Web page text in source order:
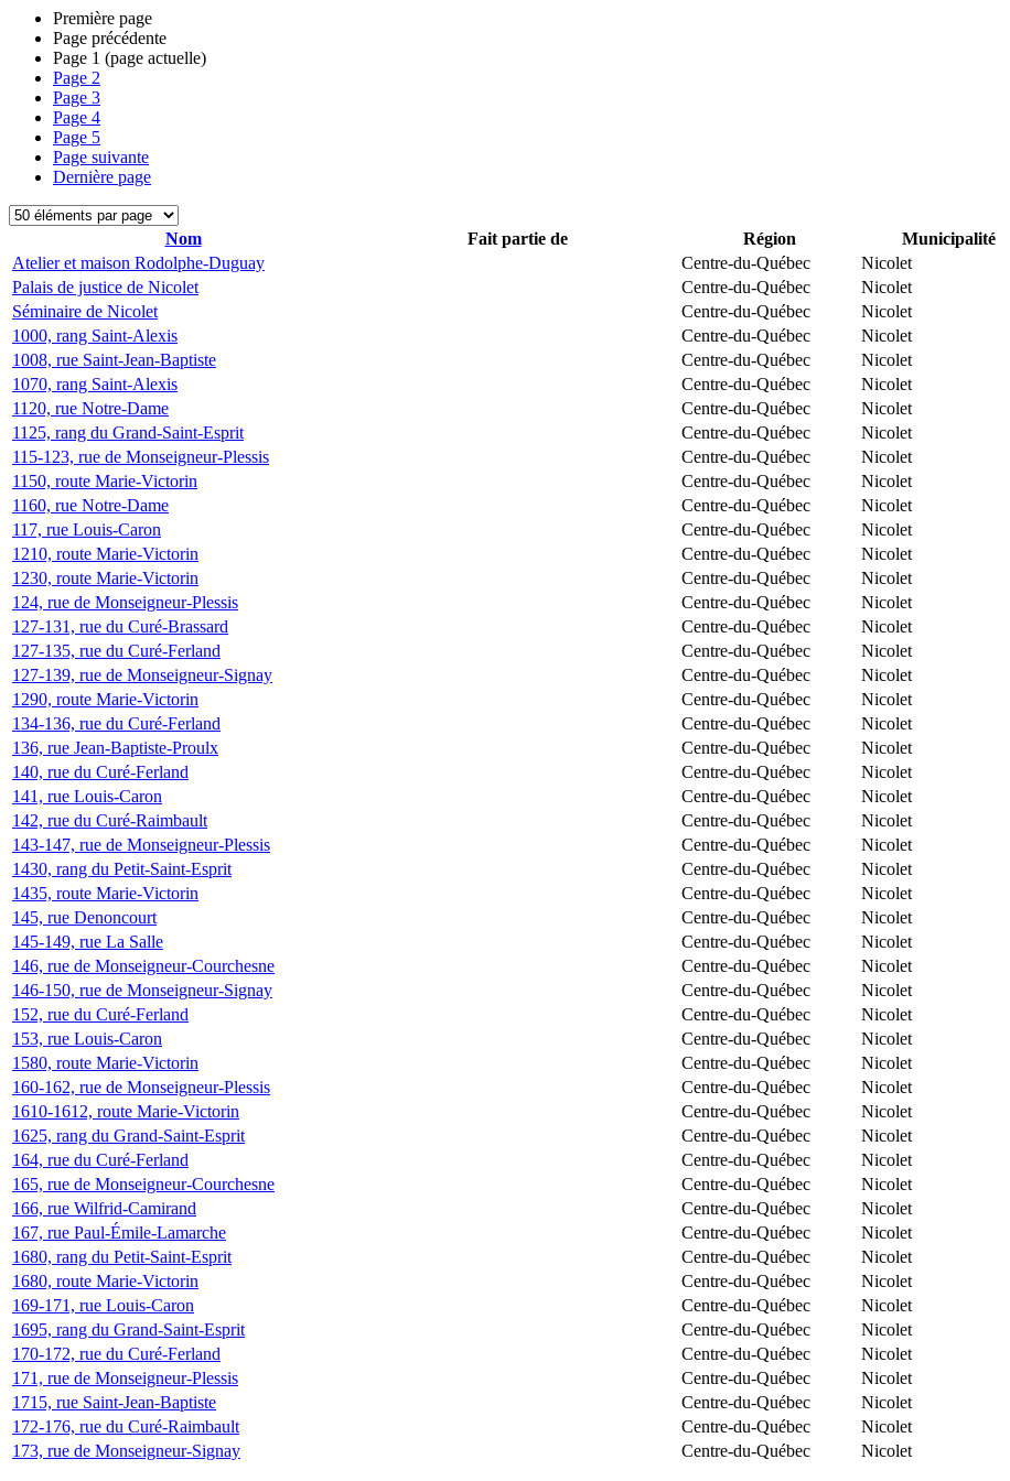
Première page
Page précédente
Page 1 (page actuelle)
Page 2
Page 3
Page 4
Page 5
Page suivante
Dernière page
Nom Fait partie de Région Municipalité
Atelier et maison Rodolphe-Duguay
Centre-du-Québec
Nicolet
Palais de justice de Nicolet
Centre-du-Québec
Nicolet
Séminaire de Nicolet
Centre-du-Québec
Nicolet
1000, rang Saint-Alexis
Centre-du-Québec
Nicolet
1008, rue Saint-Jean-Baptiste
Centre-du-Québec
Nicolet
1070, rang Saint-Alexis
Centre-du-Québec
Nicolet
1120, rue Notre-Dame
Centre-du-Québec
Nicolet
1125, rang du Grand-Saint-Esprit
Centre-du-Québec
Nicolet
115-123, rue de Monseigneur-Plessis
Centre-du-Québec
Nicolet
1150, route Marie-Victorin
Centre-du-Québec
Nicolet
1160, rue Notre-Dame
Centre-du-Québec
Nicolet
117, rue Louis-Caron
Centre-du-Québec
Nicolet
1210, route Marie-Victorin
Centre-du-Québec
Nicolet
1230, route Marie-Victorin
Centre-du-Québec
Nicolet
124, rue de Monseigneur-Plessis
Centre-du-Québec
Nicolet
127-131, rue du Curé-Brassard
Centre-du-Québec
Nicolet
127-135, rue du Curé-Ferland
Centre-du-Québec
Nicolet
127-139, rue de Monseigneur-Signay
Centre-du-Québec
Nicolet
1290, route Marie-Victorin
Centre-du-Québec
Nicolet
134-136, rue du Curé-Ferland
Centre-du-Québec
Nicolet
136, rue Jean-Baptiste-Proulx
Centre-du-Québec
Nicolet
140, rue du Curé-Ferland
Centre-du-Québec
Nicolet
141, rue Louis-Caron
Centre-du-Québec
Nicolet
142, rue du Curé-Raimbault
Centre-du-Québec
Nicolet
143-147, rue de Monseigneur-Plessis
Centre-du-Québec
Nicolet
1430, rang du Petit-Saint-Esprit
Centre-du-Québec
Nicolet
1435, route Marie-Victorin
Centre-du-Québec
Nicolet
145, rue Denoncourt
Centre-du-Québec
Nicolet
145-149, rue La Salle
Centre-du-Québec
Nicolet
146, rue de Monseigneur-Courchesne
Centre-du-Québec
Nicolet
146-150, rue de Monseigneur-Signay
Centre-du-Québec
Nicolet
152, rue du Curé-Ferland
Centre-du-Québec
Nicolet
153, rue Louis-Caron
Centre-du-Québec
Nicolet
1580, route Marie-Victorin
Centre-du-Québec
Nicolet
160-162, rue de Monseigneur-Plessis
Centre-du-Québec
Nicolet
1610-1612, route Marie-Victorin
Centre-du-Québec
Nicolet
1625, rang du Grand-Saint-Esprit
Centre-du-Québec
Nicolet
164, rue du Curé-Ferland
Centre-du-Québec
Nicolet
165, rue de Monseigneur-Courchesne
Centre-du-Québec
Nicolet
166, rue Wilfrid-Camirand
Centre-du-Québec
Nicolet
167, rue Paul-Émile-Lamarche
Centre-du-Québec
Nicolet
1680, rang du Petit-Saint-Esprit
Centre-du-Québec
Nicolet
1680, route Marie-Victorin
Centre-du-Québec
Nicolet
169-171, rue Louis-Caron
Centre-du-Québec
Nicolet
1695, rang du Grand-Saint-Esprit
Centre-du-Québec
Nicolet
170-172, rue du Curé-Ferland
Centre-du-Québec
Nicolet
171, rue de Monseigneur-Plessis
Centre-du-Québec
Nicolet
1715, rue Saint-Jean-Baptiste
Centre-du-Québec
Nicolet
172-176, rue du Curé-Raimbault
Centre-du-Québec
Nicolet
173, rue de Monseigneur-Signay
Centre-du-Québec Nicolet